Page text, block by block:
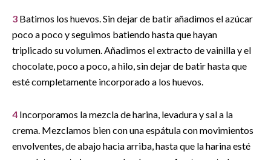
3 Batimos los huevos. Sin dejar de batir añadimos el azúcar
poco a poco y seguimos batiendo hasta que hayan
triplicado su volumen. Añadimos el extracto de vainilla y el
chocolate, poco a poco, a hilo, sin dejar de batir hasta que
esté completamente incorporado a los huevos.
4 Incorporamos la mezcla de harina, levadura y sal a la
crema. Mezclamos bien con una espátula con movimientos
envolventes, de abajo hacia arriba, hasta que la harina esté